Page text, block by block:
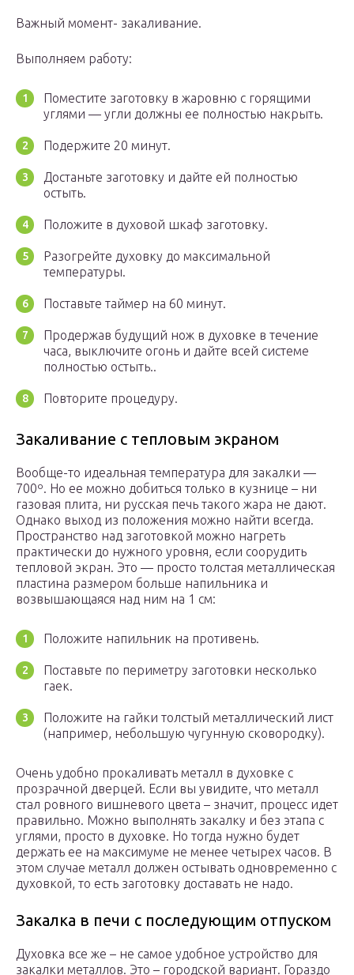
Важный момент- закаливание.
Выполняем работу:
Поместите заготовку в жаровню с горящими
углями — угли должны ее полностью накрыть.
Подержите 20 минут.
Достаньте заготовку и дайте ей полностью
остыть.
Положите в духовой шкаф заготовку.
Разогрейте духовку до максимальной
температуры.
Поставьте таймер на 60 минут.
Продержав будущий нож в духовке в течение
часа, выключите огонь и дайте всей системе
полностью остыть..
Повторите процедуру.
Закаливание с тепловым экраном
Вообще-то идеальная температура для закалки —
700º. Но ее можно добиться только в кузнице – ни
газовая плита, ни русская печь такого жара не дают.
Однако выход из положения можно найти всегда.
Пространство над заготовкой можно нагреть
практически до нужного уровня, если соорудить
тепловой экран. Это — просто толстая металлическая
пластина размером больше напильника и
возвышающаяся над ним на 1 см:
Положите напильник на противень.
Поставьте по периметру заготовки несколько
гаек.
Положите на гайки толстый металлический лист
(например, небольшую чугунную сковородку).
Очень удобно прокаливать металл в духовке с
прозрачной дверцей. Если вы увидите, что металл
стал ровного вишневого цвета – значит, процесс идет
правильно. Можно выполнять закалку и без этапа с
углями, просто в духовке. Но тогда нужно будет
держать ее на максимуме не менее четырех часов. В
этом случае металл должен остывать одновременно с
духовкой, то есть заготовку доставать не надо.
Закалка в печи с последующим отпуском
Духовка все же – не самое удобное устройство для
закалки металлов. Это – городской вариант. Гораздо